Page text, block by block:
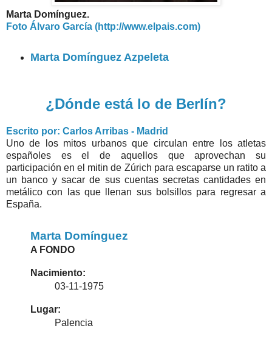
Marta Domínguez.
Foto Álvaro García (http://www.elpais.com)
Marta Domínguez Azpeleta
¿Dónde está lo de Berlín?
Escrito por: Carlos Arribas - Madrid
Uno de los mitos urbanos que circulan entre los atletas
españoles es el de aquellos que aprovechan su
participación en el mitin de Zúrich para escaparse un ratito a
un banco y sacar de sus cuentas secretas cantidades en
metálico con las que llenan sus bolsillos para regresar a
España.
Marta Domínguez
A FONDO
Nacimiento:
03-11-1975
Lugar:
Palencia